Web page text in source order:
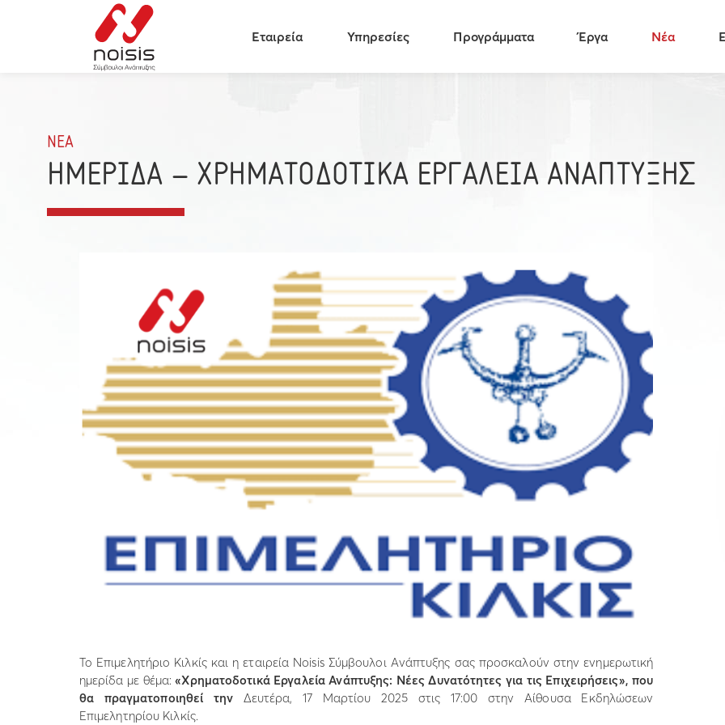
Εταιρεία Υπηρεσίες Προγράμματα Έργα Νέα
ΝΕΑ
ΗΜΕΡΙΔΑ – ΧΡΗΜΑΤΟΔΟΤΙΚΑ ΕΡΓΑΛΕΙΑ ΑΝΑΠΤΥΞΗΣ
Το Επιμελητήριο Κιλκίς και η εταιρεία Noisis Σύμβουλοι Ανάπτυξης σας προσκαλούν στην ενημερωτική
ημερίδα με θέμα:«Χρηματοδοτικά Εργαλεία Ανάπτυξης: Νέες Δυνατότητες για τις Επιχειρήσεις», που
θα πραγματοποιηθεί την Δευτέρα, 17 Μαρτίου 2025 στις 17:00 στην Αίθουσα Εκδηλώσεων
Επιμελητηρίου Κιλκίς.